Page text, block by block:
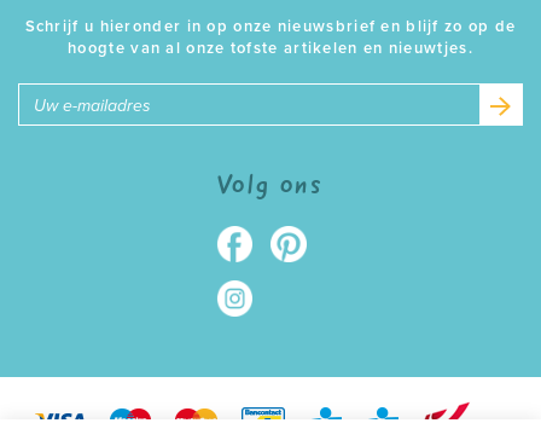
Schrijf u hieronder in op onze nieuwsbrief en blijf zo op de
hoogte van al onze tofste artikelen en nieuwtjes.
Volg ons